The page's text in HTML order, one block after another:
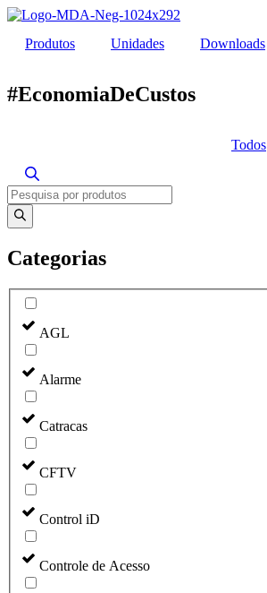
Ir
Produtos Unidades Downloads
#EconomiaDeCustos
Todos
Pesquisar
produtos
Categorias
AGL
Alarme
Catracas
CFTV
Control iD
Controle de Acesso